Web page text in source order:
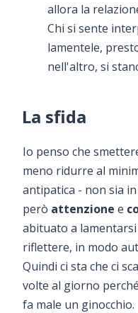
allora la
Chi si sente
lamentele,
nell'altro, si
La sfida
Io penso che
meno ridurre al
antipatica - non sia
però attenzione e
abituato a
riflettere, in modo
Quindi ci sta che ci
volte al giorno
fa male un ginocchio.